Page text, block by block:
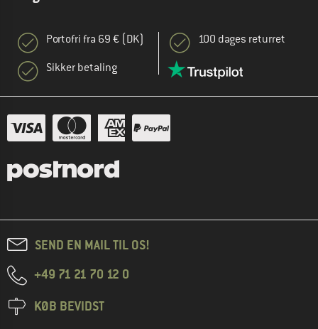
Portofri fra 69 € (DK)
Sikker betaling
100 dages returret
SEND EN MAIL TIL OS!
+49 71 21 70 12 0
KØB BEVIDST